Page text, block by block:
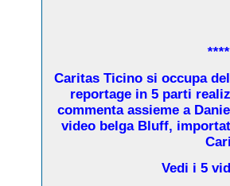
Caritas Ticino si occupa
reportage in 5 parti
commenta assieme a
video belga Bluff,
Vedi i 5